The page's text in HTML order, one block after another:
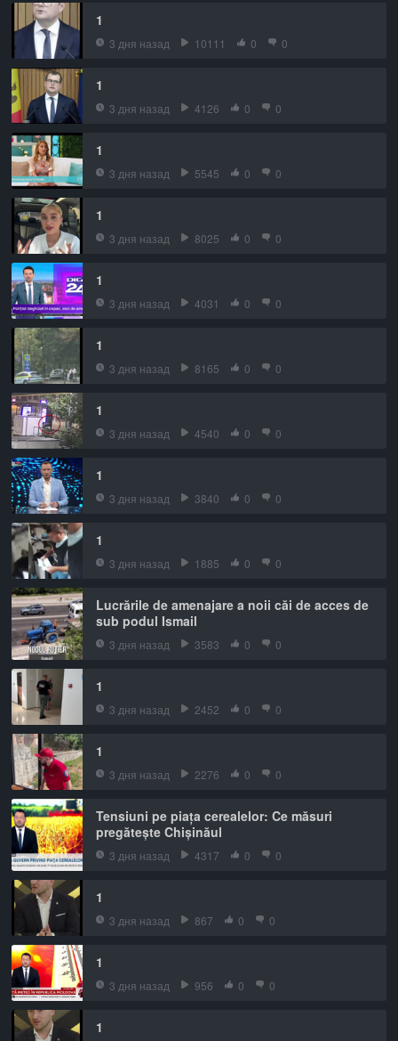
1
3 дня назад 10111 0 0
1
3 дня назад 4126 0 0
1
3 дня назад 5545 0 0
1
3 дня назад 8025 0 0
1
3 дня назад 4031 0 0
1
3 дня назад 8165 0 0
1
3 дня назад 4540 0 0
1
3 дня назад 3840 0 0
1
3 дня назад 1885 0 0
Lucrările de amenajare a noii căi de acces de
sub podul Ismail
3 дня назад 3583 0 0
1
3 дня назад 2452 0 0
1
3 дня назад 2276 0 0
Tensiuni pe piața cerealelor: Ce măsuri
pregătește Chișinăul
3 дня назад 4317 0 0
1
3 дня назад 867 0 0
1
3 дня назад 956 0 0
1